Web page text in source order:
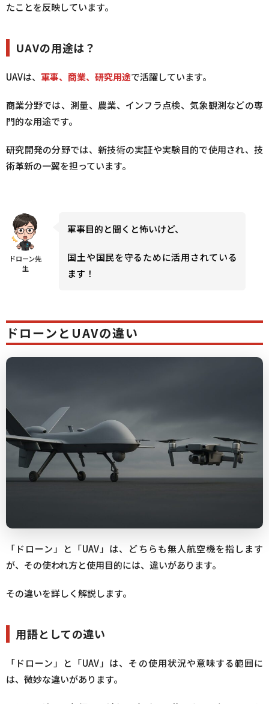
たことを反映しています。
UAVの用途は？
UAVは、 軍事、商業、研究用途で活躍しています。
商業分野では、測量、農業、インフラ点検、気象観測などの専
門的な用途です。
研究開発の分野では、新技術の実証や実験目的で使用され、技
術革新の一翼を担っています。
ドローン先
生
軍事目的と聞くと怖いけど、
国土や国民を守るために活用されている
ます！
ドローンとUAVの違い
「ドローン」と「UAV」は、どちらも無人航空機を指します
が、その使われ方と使用目的には、違いがあります。
その違いを詳しく解説します。
用語としての違い
「ドローン」と「UAV」は、その使用状況や意味する範囲に
は、微妙な違いがあります。